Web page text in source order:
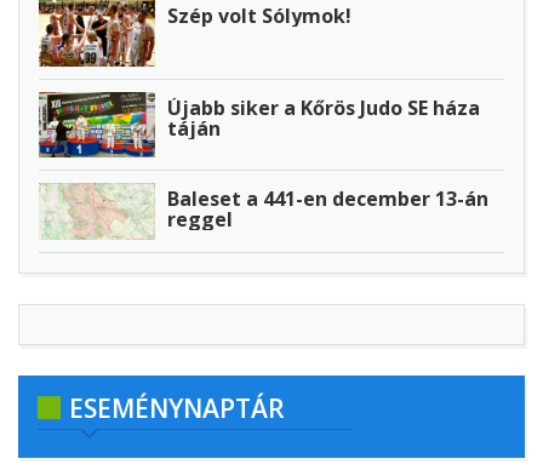
Szép volt Sólymok!
Újabb siker a Kőrös Judo SE háza
táján
Baleset a 441-en december 13-án
reggel
ESEMÉNYNAPTÁR